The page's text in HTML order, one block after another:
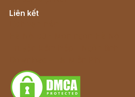
Liên kết